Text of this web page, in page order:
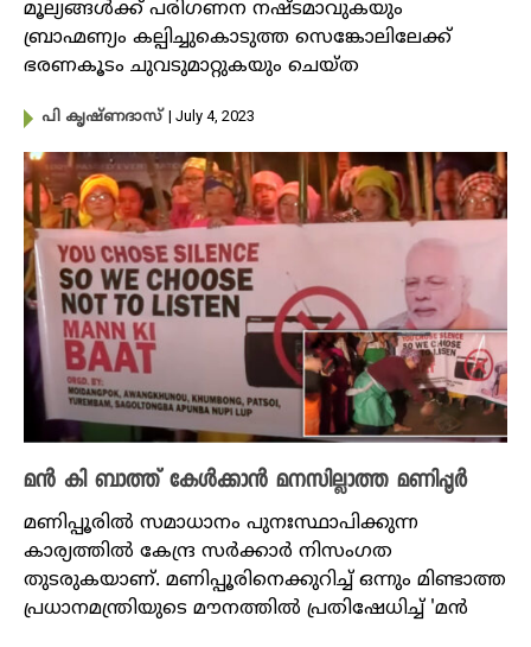
മൂല്യങ്ങള്‍ക്ക് പരിഗണന നഷ്ടമാവുകയും
ബ്രാഹ്മണ്യം കല്പിച്ചുകൊടുത്ത സെങ്കോലിലേക്ക്
ഭരണകൂടം ചുവടുമാറ്റുകയും ചെയ്ത
പി കൃഷ്​ണദാസ് | July 4, 2023
മൻ കി ബാത്ത് കേൾക്കാൻ മനസില്ലാത്ത മണിപ്പൂർ
മണിപ്പൂരിൽ സമാധാനം പുനഃസ്ഥാപിക്കുന്ന
കാര്യത്തിൽ കേന്ദ്ര സർക്കാർ നിസം​ഗത
തുടരുകയാണ്. മണിപ്പൂരിനെക്കുറിച്ച് ഒന്നും മിണ്ടാത്ത
പ്രധാനമന്ത്രിയുടെ മൗനത്തിൽ പ്രതിഷേധിച്ച് 'മൻ